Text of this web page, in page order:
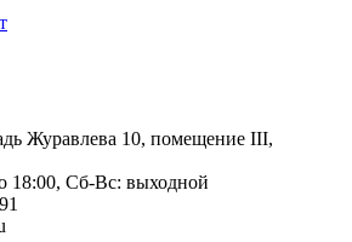
Журавлева 10, помещение III,
18:00, Сб-Вс: выходной